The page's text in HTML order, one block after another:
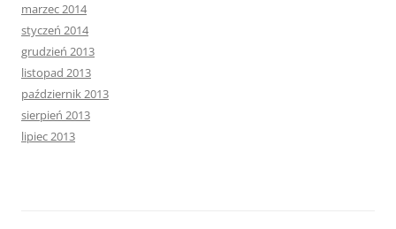
marzec 2014
styczeń 2014
grudzień 2013
listopad 2013
październik 2013
sierpień 2013
lipiec 2013